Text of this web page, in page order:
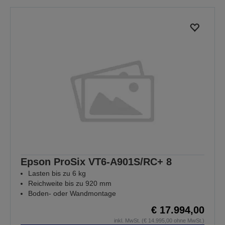
Epson ProSix VT6-A901S/RC+ 8
Lasten bis zu 6 kg
Reichweite bis zu 920 mm
Boden- oder Wandmontage
€ 17.994,00
inkl. MwSt. (€ 14.995,00 ohne MwSt.)